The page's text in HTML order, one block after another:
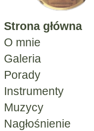
Strona główna
O mnie
Galeria
Porady
Instrumenty
Muzycy
Nagłośnienie